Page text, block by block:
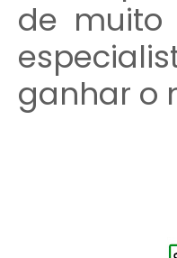
de muito
ganhar o